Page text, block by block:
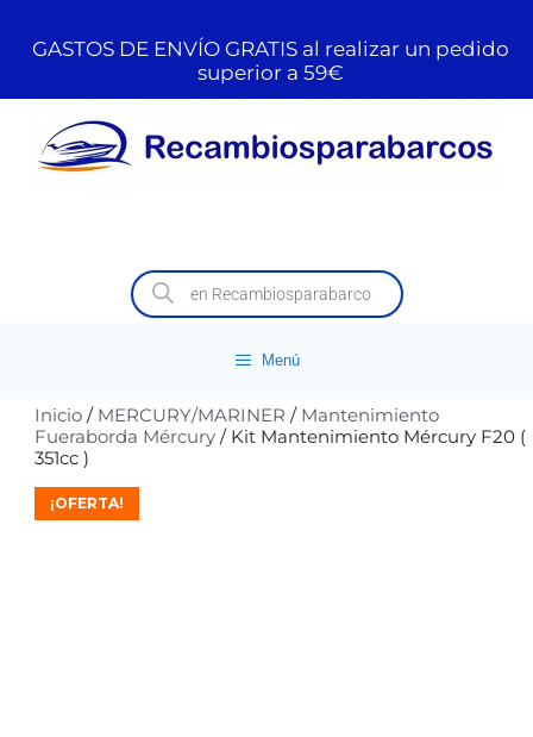
GASTOS DE ENVÍO GRATIS al realizar un pedido
superior a 59€
Menú
Inicio / MERCURY/MARINER / Mantenimiento
Fueraborda Mércury / Kit Mantenimiento Mércury F20 (
351cc )
¡OFERTA!